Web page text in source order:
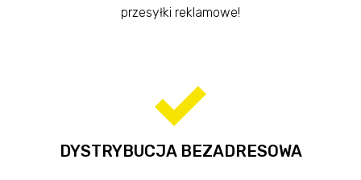
przesyłki reklamowe!
DYSTRYBUCJA BEZADRESOWA